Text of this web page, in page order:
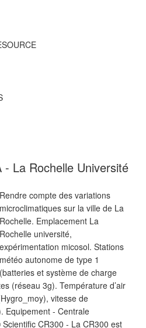
La Rochelle Université
Rendre compte des variations
microclimatiques sur la ville de La
Rochelle. Emplacement La
Rochelle université,
expérimentation micosol. Stations
météo autonome de type 1
(batteries et système de charge
(réseau 3g). Température d’air
vitesse de
Equipement - Centrale
CR300 - La CR300 est